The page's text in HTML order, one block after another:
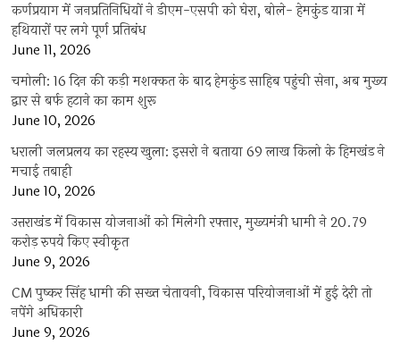
कर्णप्रयाग में जनप्रतिनिधियों ने डीएम-एसपी को घेरा, बोले- हेमकुंड यात्रा में
हथियारों पर लगे पूर्ण प्रतिबंध
June 11, 2026
चमोली: 16 दिन की कड़ी मशक्कत के बाद हेमकुंड साहिब पहुंची सेना, अब मुख्य
द्वार से बर्फ हटाने का काम शुरू
June 10, 2026
धराली जलप्रलय का रहस्य खुला: इसरो ने बताया 69 लाख किलो के हिमखंड ने
मचाई तबाही
June 10, 2026
उत्तराखंड में विकास योजनाओं को मिलेगी रफ्तार, मुख्यमंत्री धामी ने 20.79
करोड़ रुपये किए स्वीकृत
June 9, 2026
CM पुष्कर सिंह धामी की सख्त चेतावनी, विकास परियोजनाओं में हुई देरी तो
नपेंगे अधिकारी
June 9, 2026